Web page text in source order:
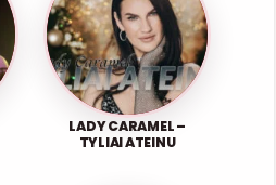
LADY CARAMEL –
TYLIAI ATEINU